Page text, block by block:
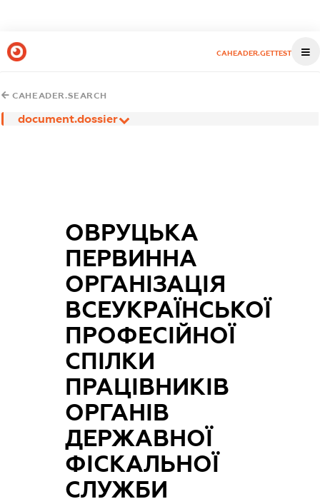
CAHEADER.GETTEST
CAHEADER.SEARCH
document.dossier
ОВРУЦЬКА
ПЕРВИННА
ОРГАНІЗАЦІЯ
ВСЕУКРАЇНСЬКОЇ
ПРОФЕСІЙНОЇ
СПІЛКИ
ПРАЦІВНИКІВ
ОРГАНІВ
ДЕРЖАВНОЇ
ФІСКАЛЬНОЇ
СЛУЖБИ